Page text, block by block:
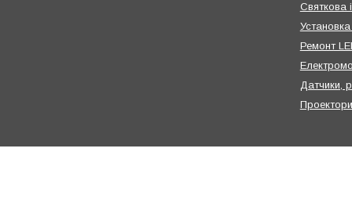
Святкова
Установка
Ремонт
Датчики,
Проектори